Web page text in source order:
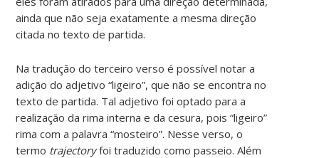
ainda que não seja exatamente a mesma direção
citada no texto de partida.
Na tradução do terceiro verso é possível notar a
adição do adjetivo “ligeiro”, que não se encontra no
texto de partida. Tal adjetivo foi optado para a
realização da rima interna e da cesura, pois “ligeiro”
rima com a palavra “mosteiro”. Nesse verso, o
termo trajectoryfoi traduzido como passeio. Além